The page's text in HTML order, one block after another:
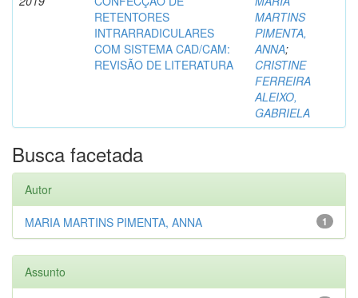
RETENTORES
INTRARRADICULARES
COM SISTEMA CAD/CAM:
REVISÃO DE LITERATURA
MARTINS
PIMENTA,
ANNA;
CRISTINE
FERREIRA
ALEIXO,
GABRIELA
Busca facetada
Autor
1
MARIA MARTINS PIMENTA, ANNA
Assunto